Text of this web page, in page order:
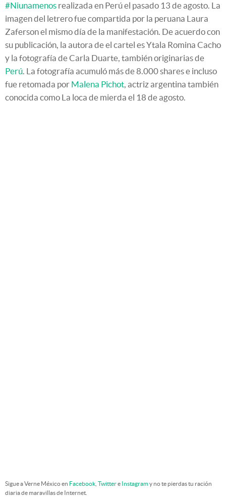
#Niunamenos realizada en Perú el pasado 13 de agosto. La
imagen del letrero fue compartida por la peruana Laura
Zaferson el mismo día de la manifestación. De acuerdo con
su publicación, la autora de el cartel es Ytala Romina Cacho
y la fotografía de Carla Duarte, también originarias de
Perú. La fotografía acumuló más de 8.000 shares e incluso
fue retomada por Malena Pichot, actriz argentina también
conocida como La loca de mierda el 18 de agosto.
Sigue a Verne México en Facebook Twittere Instagramy no te pierdas tu ración
diaria de maravillas de Internet.